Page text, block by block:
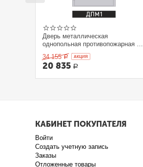
Дверь металлическая
однопольная противопожарная Ei
60. 900 x 2100 выс.
34 155 Р AКЦИЯ
20 835 Р
КАБИНЕТ ПОКУПАТЕЛЯ
Войти
Создать учетную запись
Заказы
Отложенные товары